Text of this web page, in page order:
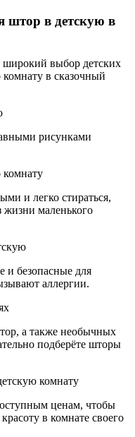
штор в детскую в
выбор детских
в сказочный
рисунками
комнату
и легко стираться,
маленького
и безопасные для
аллергии.
а также необычных
подберёте шторы
комнату
ценам, чтобы
в комнате своего